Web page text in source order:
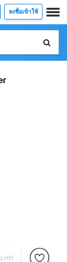
ลงชื่อเข้าใช้
HD